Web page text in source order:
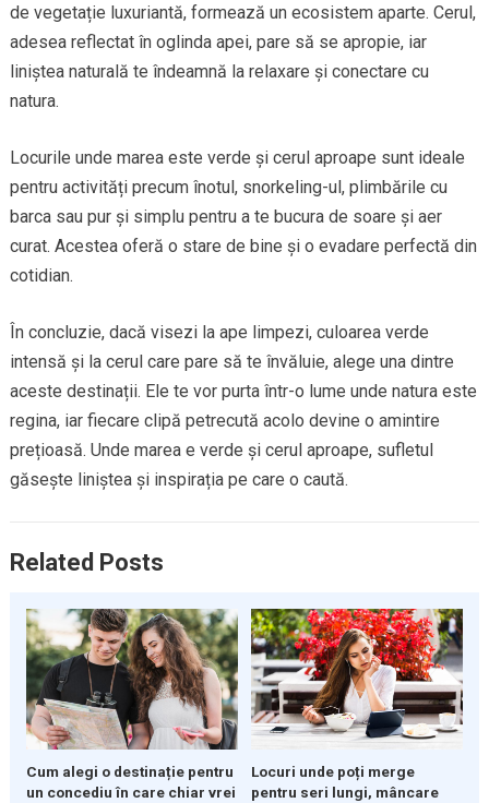
de vegetație luxuriantă, formează un ecosistem aparte. Cerul,
adesea reflectat în oglinda apei, pare să se apropie, iar
liniștea naturală te îndeamnă la relaxare și conectare cu
natura.
Locurile unde marea este verde și cerul aproape sunt ideale
pentru activități precum înotul, snorkeling-ul, plimbările cu
barca sau pur și simplu pentru a te bucura de soare și aer
curat. Acestea oferă o stare de bine și o evadare perfectă din
cotidian.
În concluzie, dacă visezi la ape limpezi, culoarea verde
intensă și la cerul care pare să te învăluie, alege una dintre
aceste destinații. Ele te vor purta într-o lume unde natura este
regina, iar fiecare clipă petrecută acolo devine o amintire
prețioasă. Unde marea e verde și cerul aproape, sufletul
găsește liniștea și inspirația pe care o caută.
Related Posts
Cum alegi o destinație pentru
un concediu în care chiar vrei
Locuri unde poți merge
pentru seri lungi, mâncare